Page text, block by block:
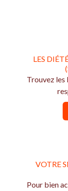
LES
Trouvez les
VOTRE
Pour bien